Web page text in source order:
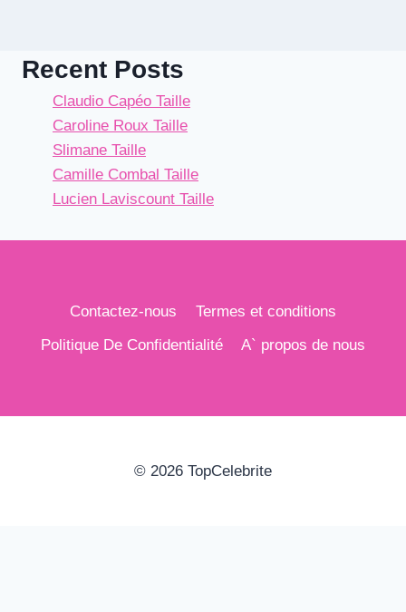
Recent Posts
Claudio Capéo Taille
Caroline Roux Taille
Slimane Taille
Camille Combal Taille
Lucien Laviscount Taille
Contactez-nous
Termes et conditions
Politique De Confidentialité
A` propos de nous
© 2026 TopCelebrite